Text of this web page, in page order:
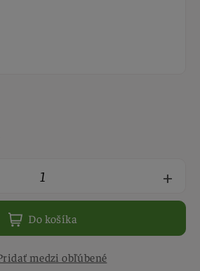
+
Do košíka
medzi obľúbené